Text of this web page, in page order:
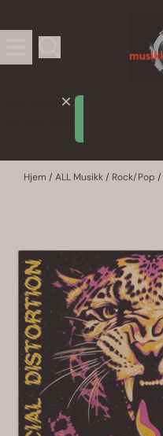
Placeholder
Hjem / ALL Musikk/ Rock/Pop /